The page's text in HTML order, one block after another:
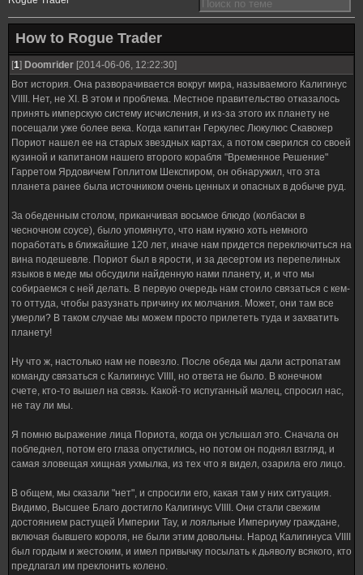
How to Rogue Trader
[1] Doomrider [2014-06-06, 12:22:30]
Вот история. Она разворачивается вокруг мира, называемого Калигинус
VIIII. Нет, не XI. В этом и проблема. Местное правительство отказалось
принять имперскую систему исчисления, и из-за этого их планету не
посещали уже более века. Когда капитан Геркулес Люкулюс Скавокер
Пориот нашел ее на старых звездных картах, а потом сверился со своей
кузиной и капитаном нашего второго корабля "Временное Решение"
Гарретом Ярдовичем Гоплитом Шекспиром, он обнаружил, что эта
планета ранее была источником очень ценных и опасных в добыче руд.
За обеденным столом, приканчивая восьмое блюдо (колбаски в
чесночном соусе), было упомянуто, что нам нужно хоть немного
поработать в ближайшие 120 лет, иначе нам придется переключиться на
вина подешевле. Пориот был в ярости, и за десертом из перепелиных
языков в меде мы обсудили найденную нами планету, и, и что мы
собираемся с ней делать. В первую очередь нам стоило связаться с кем-
то оттуда, чтобы разузнать причину их молчания. Может, они там все
умерли? В таком случае мы можем просто прилететь туда и захватить
планету!
Ну что ж, настолько нам не повезло. После обеда мы дали астропатам
команду связаться с Калигинус VIIII, но ответа не было. В конечном
счете, кто-то вышел на связь. Какой-то испуганный малец, спросил нас,
не тау ли мы.
Я помню выражение лица Пориота, когда он услышал это. Сначала он
побледнел, потом его глаза опустились, но потом он поднял взгляд, и
самая зловещая хищная ухмылка, из тех что я видел, озарила его лицо.
В общем, мы сказали "нет", и спросили его, какая там у них ситуация.
Видимо, Высшее Благо достигло Калигинус VIIII. Они стали свежим
достоянием растущей Империи Тау, и лояльные Империуму граждане,
включая бывшего короля, не были этим довольны. Народ Калигинуса VIIII
был гордым и жестоким, и имел привычку посылать к дьяволу всякого, кто
предлагал им преклонить колено.